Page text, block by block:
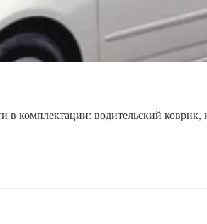
в комплектации: водительский